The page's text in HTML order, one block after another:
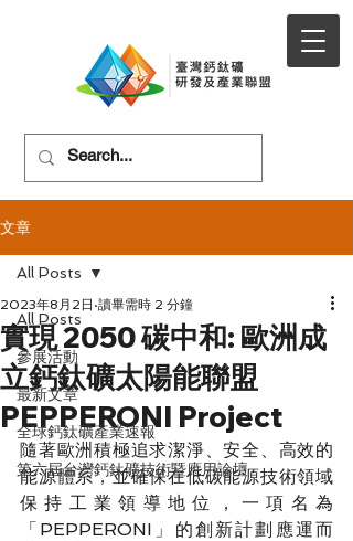
文章
All Posts
參展活動
最新文章
全球鈣鈦礦產業速報
第六屆台灣鈣鈦礦技術暨應用論壇
All Posts
實現 2050 碳中和: 歐洲成
立鈣鈦礦太陽能聯盟
PEPPERONI Project
2023年8月2日 讀畢需時 2 分鐘
隨著歐洲積極追求潔淨、安全、高效的
能源體系，並確保在低碳能源技術領域
保持工業領導地位，一項名為
「PEPPERONI」的創新計劃應運而